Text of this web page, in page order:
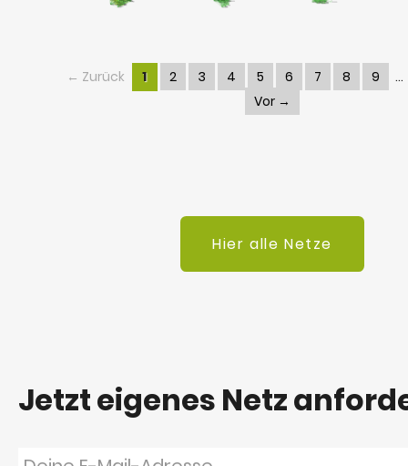
← Zurück 1 2 3 4 5 6 7 8
9
Vor →
Hier alle Netze
Jetzt eigenes Netz